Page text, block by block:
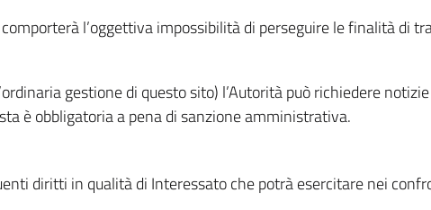
l’oggettiva impossibilità di perseguire le finalità di
gestione di questo sito) l’Autorità può richiedere
è obbligatoria a pena di sanzione amministrativa.
diritti in qualità di Interessato che potrà esercitare nei